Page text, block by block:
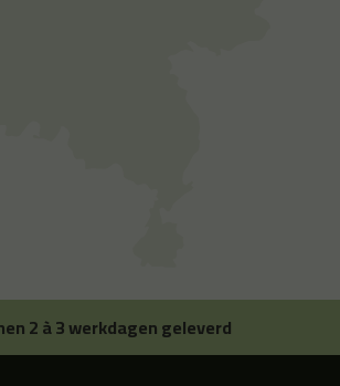
2 à 3 werkdagen geleverd